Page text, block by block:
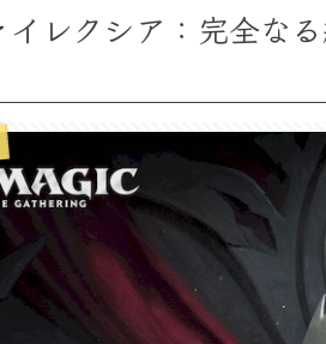
イレクシア：完全な